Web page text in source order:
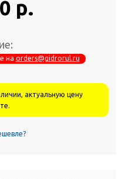
р.
на orders@gidrorul.ru
актуальную цену